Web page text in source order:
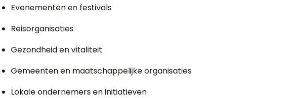
Evenementen en festivals
Reisorganisaties
Gezondheid en vitaliteit
Gemeenten en maatschappelijke organisaties
Lokale ondernemers en initiatieven